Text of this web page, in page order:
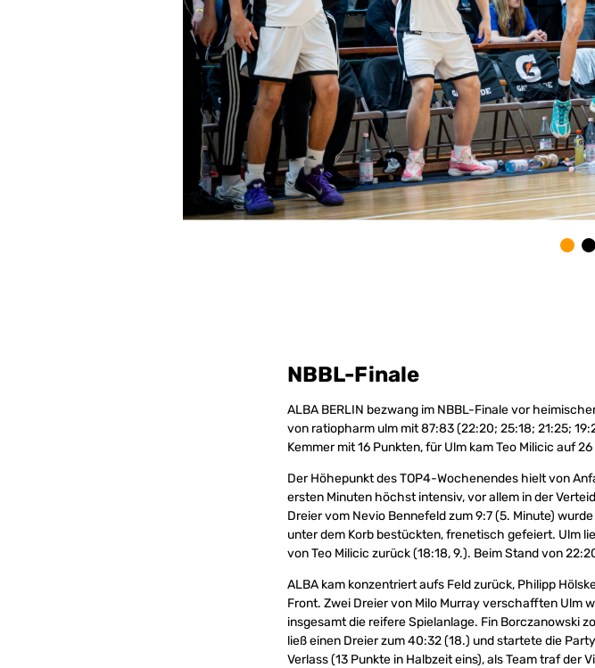
NBBL-Finale
ALBA BERLIN bezwang im NBBL-Finale vor
von ratiopharm ulm mit 87:83 (22:20; 25:18; 21:25;
Kemmer mit 16 Punkten, für Ulm kam Teo Milicic auf 26
Der Höhepunkt des TOP4-Wochenendes hielt von
ersten Minuten höchst intensiv, vor allem in der
Dreier vom Nevio Bennefeld zum 9:7 (5. Minute)
unter dem Korb bestückten, frenetisch gefeiert. Ulm
von Teo Milicic zurück (18:18, 9.). Beim Stand von
ALBA kam konzentriert aufs Feld zurück, Philipp
Front. Zwei Dreier von Milo Murray verschafften Ulm
insgesamt die reifere Spielanlage. Fin Borczanowski
ließ einen Dreier zum 40:32 (18.) und startete die
Verlass (13 Punkte in Halbzeit eins), als Team traf der